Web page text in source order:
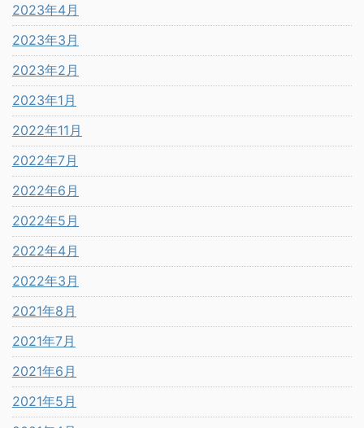
2023年4月
2023年3月
2023年2月
2023年1月
2022年11月
2022年7月
2022年6月
2022年5月
2022年4月
2022年3月
2021年8月
2021年7月
2021年6月
2021年5月